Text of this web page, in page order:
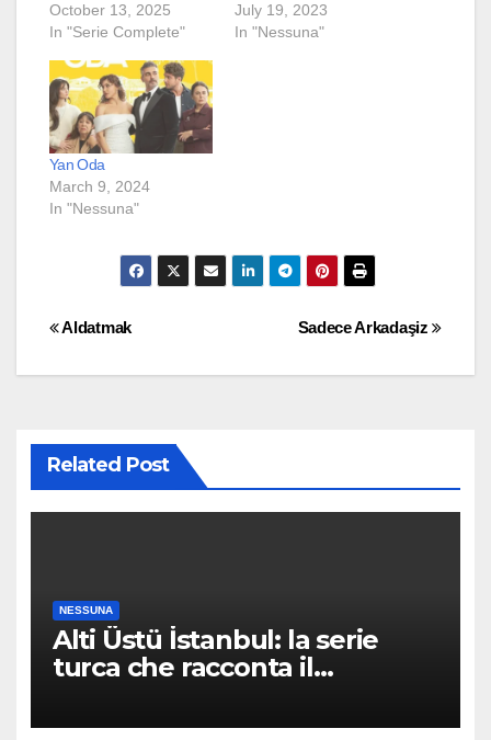
October 13, 2025
In "Serie Complete"
July 19, 2023
In "Nessuna"
Yan Oda
March 9, 2024
In "Nessuna"
Post
navigation
Sadece Arkadaşiz
Aldatmak
Related Post
NESSUNA
Alti Üstü İstanbul: la serie
turca che racconta il
per caso